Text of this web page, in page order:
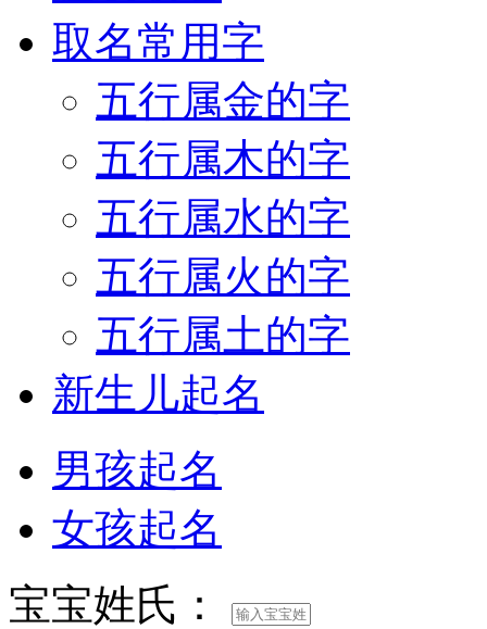
取名常用字
五行属金的字
五行属木的字
五行属水的字
五行属火的字
五行属土的字
新生儿起名
男孩起名
女孩起名
宝宝姓氏：